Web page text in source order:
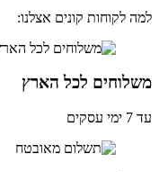
לקוחות קונים אצלנו:
לכל הארץ